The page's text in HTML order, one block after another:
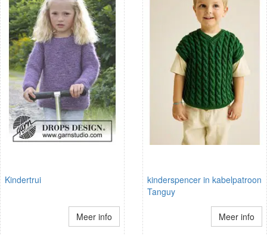
Kindertrui
Meer info
kinderspencer in kabelpatroon
Tanguy
Meer info